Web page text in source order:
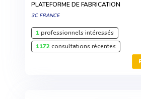
PLATEFORME DE FABRICATION
3C FRANCE
1professionnels intéressés
1172consultations récentes